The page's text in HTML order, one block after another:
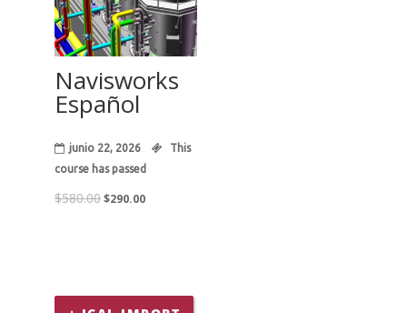
Navisworks
Español
junio 22, 2026
This
course has passed
$580.00El
$290.00El